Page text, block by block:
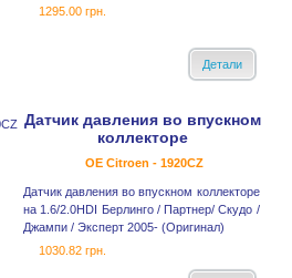
1295.00 грн.
Детали
Датчик давления во впускном
коллекторе
OE Citroen - 1920CZ
Датчик давления во впускном коллекторе
на 1.6/2.0HDI Берлинго / Партнер/ Скудо /
Джампи / Эксперт 2005- (Оригинал)
1030.82 грн.